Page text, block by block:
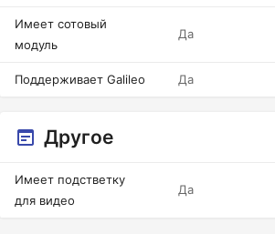
Имеет сотовый
модуль
Да
Поддерживает Galileo Да
Другое
Имеет подстветку
для видео
Да